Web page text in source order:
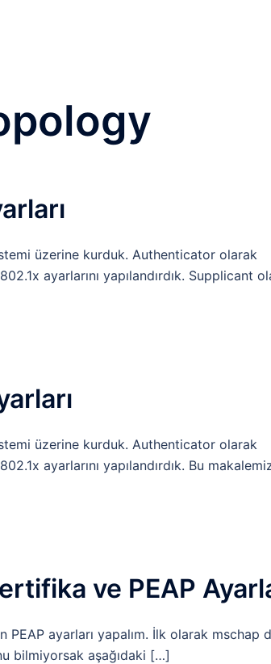
üzerine kurduk. Authenticator olarak
ayarlarını yapılandırdık. Supplicant
üzerine kurduk. Authenticator olarak
ayarlarını yapılandırdık. Bu
ve PEAP
PEAP ayarları yapalım. İlk olarak mschap
bilmiyorsak aşağıdaki […]